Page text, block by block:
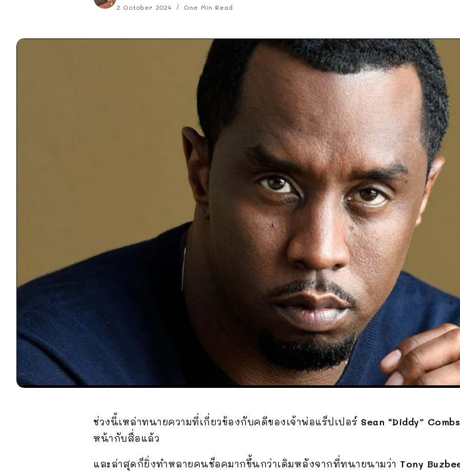
2 October 2024 One Min Read
ช่วงนี้เหล่าทนายความที่เกี่ยวข้องกับคดีของเจ้าพ่อแร็ปเปอร์ Sean “Diddy” Combs
หน้ากับสื่อแล้ว
และล่าสุดก็ยิ่งทำหลายคนช็อคมากขึ้นกว่าเดิมหลังจากที่ทนายนามว่า Tony